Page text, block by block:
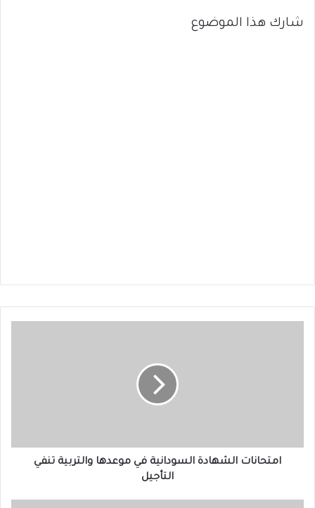
شارك هذا الموضوع
امتحانات الشهادة السودانية في موعدها والتربية تنفي
التأجيل